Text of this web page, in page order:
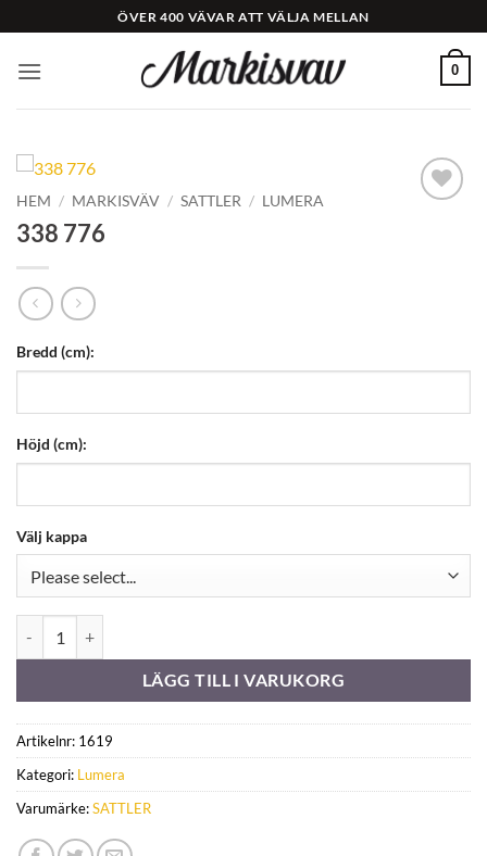
to
content
ÖVER 400 VÄVAR ATT VÄLJA MELLAN
0
HEM / MARKISVÄV / SATTLER / LUMERA
338 776
Bredd (cm):
Höjd (cm):
Välj kappa
LÄGG TILL I VARUKORG
Artikelnr: 1619
Kategori: Lumera
Varumärke:SATTLER